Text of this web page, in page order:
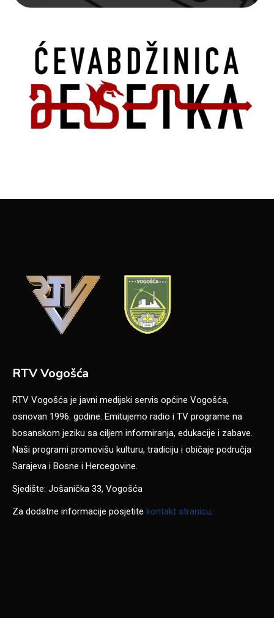
RTV Vogošća
RTV Vogošća je javni medijski servis općine Vogošća,
osnovan 1996. godine. Emitujemo radio i TV programe na
bosanskom jeziku sa ciljem informiranja, edukacije i zabave.
Naši programi promovišu kulturu, tradiciju i običaje područja
Sarajeva i Bosne i Hercegovine.
Sjedište: Jošanička 33, Vogošća
Za dodatne informacije posjetite kontakt stranicu